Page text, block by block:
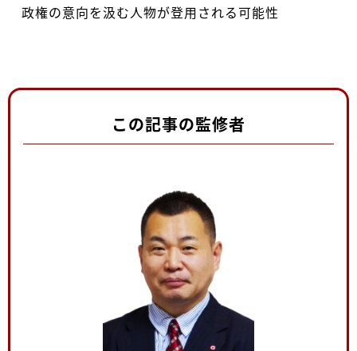
政権の意向を汲む人物が登用される可能性
この記事の監修者